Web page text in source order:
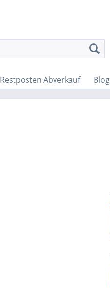
Restposten Abverkauf Blog